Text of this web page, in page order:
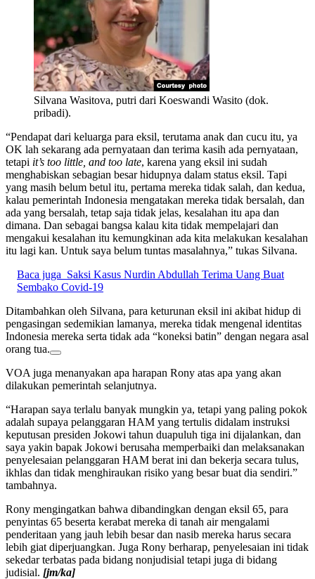
Silvana Wasitova, putri dari Koeswandi Wasito (dok.
pribadi).
“Pendapat dari keluarga para eksil, terutama anak dan cucu itu, ya
OK lah sekarang ada pernyataan dan terima kasih ada pernyataan,
tetapi it’s too little, and too late, karena yang eksil ini sudah
menghabiskan sebagian besar hidupnya dalam status eksil. Tapi
yang masih belum betul itu, pertama mereka tidak salah, dan kedua,
kalau pemerintah Indonesia mengatakan mereka tidak bersalah, dan
ada yang bersalah, tetap saja tidak jelas, kesalahan itu apa dan
dimana. Dan sebagai bangsa kalau kita tidak mempelajari dan
mengakui kesalahan itu kemungkinan ada kita melakukan kesalahan
itu lagi kan. Untuk saya belum tuntas masalahnya,” tukas Silvana.
Baca juga Saksi Kasus Nurdin Abdullah Terima Uang Buat
Sembako Covid-19
Ditambahkan oleh Silvana, para keturunan eksil ini akibat hidup di
pengasingan sedemikian lamanya, mereka tidak mengenal identitas
Indonesia mereka serta tidak ada “koneksi batin” dengan negara asal
orang tua.
VOA juga menanyakan apa harapan Rony atas apa yang akan
dilakukan pemerintah selanjutnya.
“Harapan saya terlalu banyak mungkin ya, tetapi yang paling pokok
adalah supaya pelanggaran HAM yang tertulis didalam instruksi
keputusan presiden Jokowi tahun duapuluh tiga ini dijalankan, dan
saya yakin bapak Jokowi berusaha memperbaiki dan melaksanakan
penyelesaian pelanggaran HAM berat ini dan bekerja secara tulus,
ikhlas dan tidak menghiraukan risiko yang besar buat dia sendiri.”
tambahnya.
Rony mengingatkan bahwa dibandingkan dengan eksil 65, para
penyintas 65 beserta kerabat mereka di tanah air mengalami
penderitaan yang jauh lebih besar dan nasib mereka harus secara
lebih giat diperjuangkan. Juga Rony berharap, penyelesaian ini tidak
sekedar terbatas pada bidang nonjudisial tetapi juga di bidang
judisial. [jm/ka]